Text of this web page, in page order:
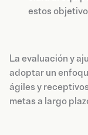
estos
La evaluación y
adoptar un
ágiles y
metas a largo